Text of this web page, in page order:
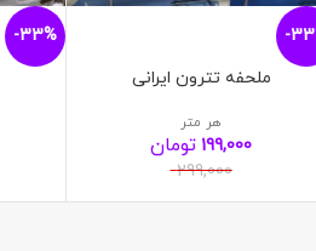
-
ملحفه تترون ایرانی
299,000
199,000 تومان
هر متر
-33%